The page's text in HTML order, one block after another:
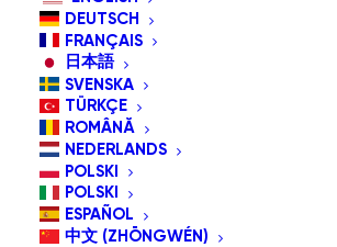
DEUTSCH
FRANÇAIS
日本語
SVENSKA
TÜRKÇE
ROMÂNĂ
NEDERLANDS
POLSKI
POLSKI
ESPAÑOL
中文 (ZHŌNGWÉN)